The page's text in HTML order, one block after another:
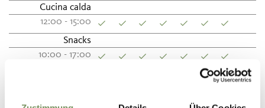
Cucina calda
12:00 - 15:00
Snacks
10:00 - 17:00